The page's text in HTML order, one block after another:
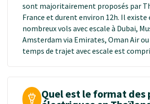
sont majoritairement proposés par
France et durent environ 12h. Il existe
nombreux vols avec escale à Dubai,
Amsterdam via Emirates, Oman Air ou
temps de trajet avec escale est
Quel est le format des